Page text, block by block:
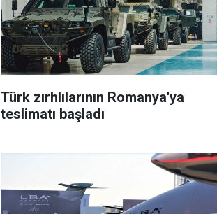
Türk zırhlılarının Romanya'ya
teslimatı başladı